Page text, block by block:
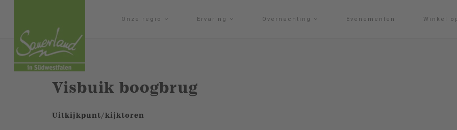
Onze regio Ervaring Overnachting Evenementen Winkel
Visbuik boogbrug
Uitkijkpunt/kijktoren